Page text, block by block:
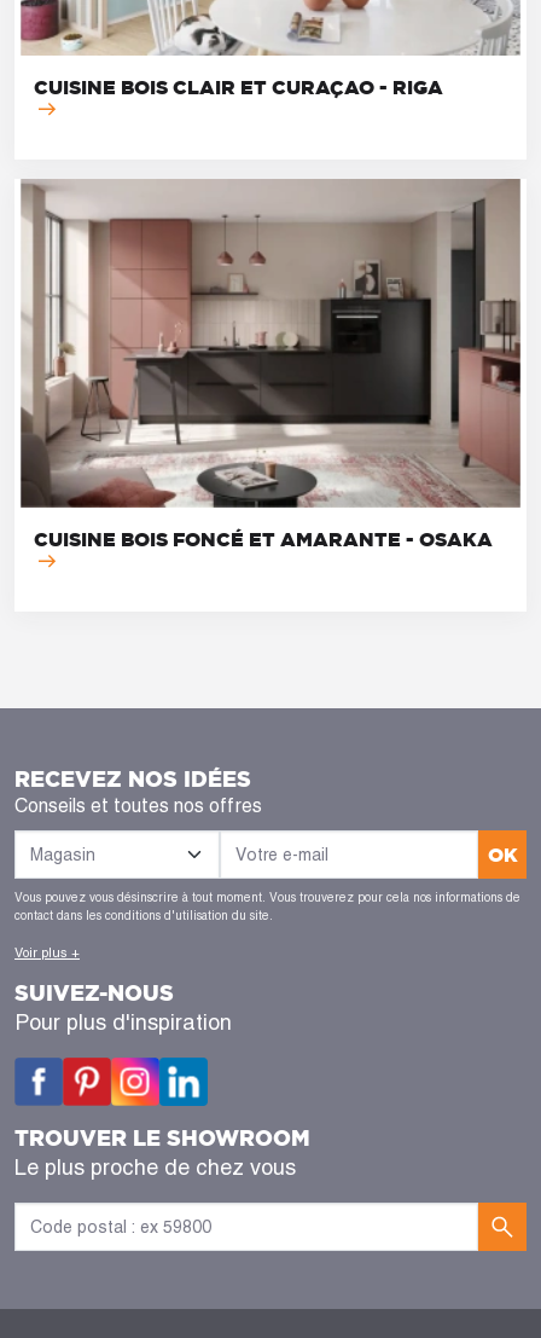
CUISINE BOIS CLAIR ET CURAÇAO - RIGA
CUISINE BOIS FONCÉ ET AMARANTE - OSAKA
RECEVEZ NOS IDÉES
Conseils et toutes nos offres
OK
Vous pouvez vous désinscrire à tout moment. Vous trouverez pour cela nos informations de
contact dans les conditions d'utilisation du site.
Voir plus +
SUIVEZ-NOUS
Pour plus d'inspiration
TROUVER LE SHOWROOM
Le plus proche de chez vous